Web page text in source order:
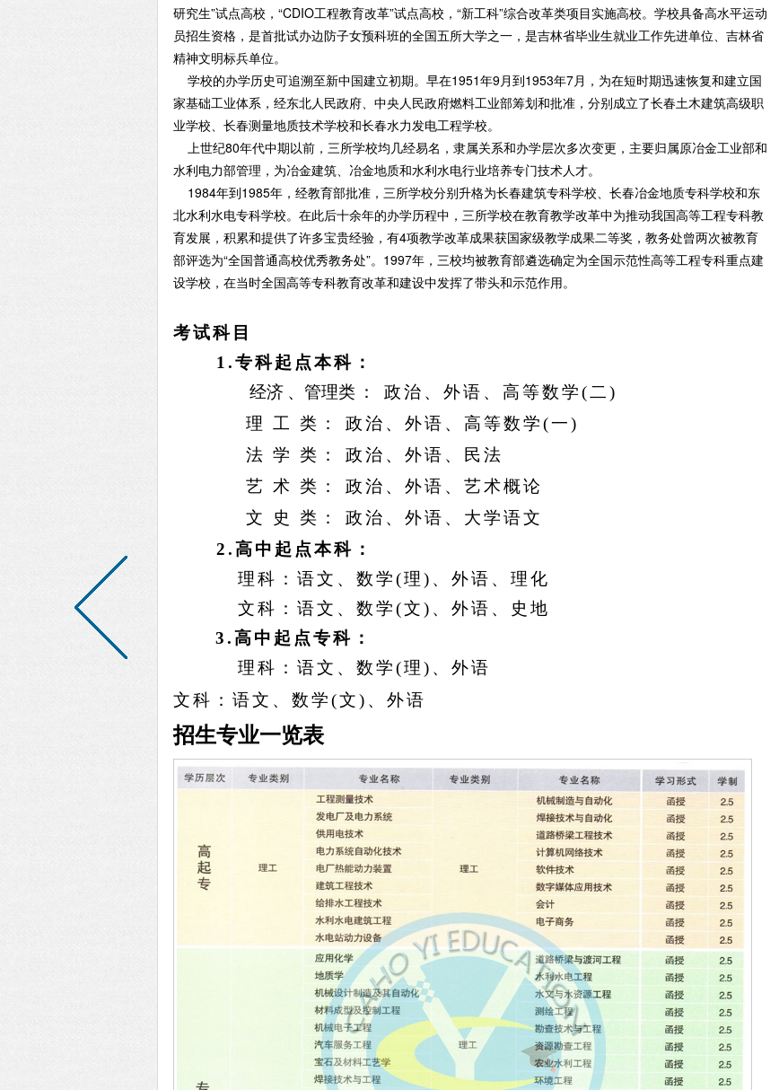
研究生”试点高校，“CDIO工程教育改革”试点高校，“新工科”综合改革类项目实施高校。学校具备高水平运动
员招生资格，是首批试办边防子女预科班的全国五所大学之一，是吉林省毕业生就业工作先进单位、吉林省
精神文明标兵单位。
学校的办学历史可追溯至新中国建立初期。早在1951年9月到1953年7月，为在短时期迅速恢复和建立国
家基础工业体系，经东北人民政府、中央人民政府燃料工业部筹划和批准，分别成立了长春土木建筑高级职
业学校、长春测量地质技术学校和长春水力发电工程学校。
上世纪80年代中期以前，三所学校均几经易名，隶属关系和办学层次多次变更，主要归属原冶金工业部和
水利电力部管理，为冶金建筑、冶金地质和水利水电行业培养专门技术人才。
1984年到1985年，经教育部批准，三所学校分别升格为长春建筑专科学校、长春冶金地质专科学校和东
北水利水电专科学校。在此后十余年的办学历程中，三所学校在教育教学改革中为推动我国高等工程专科教
育发展，积累和提供了许多宝贵经验，有4项教学改革成果获国家级教学成果二等奖，教务处曾两次被教育
部评选为“全国普通高校优秀教务处”。1997年，三校均被教育部遴选确定为全国示范性高等工程专科重点建
设学校，在当时全国高等专科教育改革和建设中发挥了带头和示范作用。
考试科目
1.专科起点本科：
经济 、管理类： 政治、外语、高等数学(二)
理
工 类： 政治、外语、高等数学(一)
法 学 类：
政治、外语、民法
艺 术 类：
政治、外语、艺术概论
文
史 类：
政治、外语、大学语文
2.高中起点本科：
理科：语文、数学(理) 、外语、理化
文科：语文、数学(文) 、外语、史地
3.高中起点专科：
理科：语文、数学(理) 、外语
文科：语文、数学(文) 、外语
招生专业一览表